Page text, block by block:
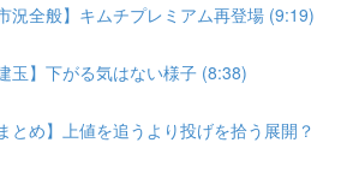
況全般】キムチプレミアム再登場 (9:19)
玉】下がる気はない様子 (8:38)
とめ】上値を追うより投げを拾う展開？